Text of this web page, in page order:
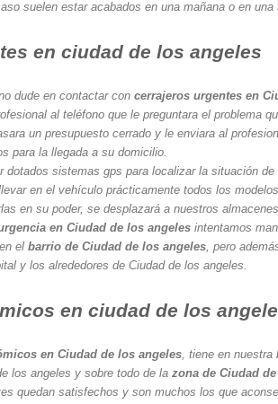
suelen estar acabados en una mañana o en una
en ciudad de los angeles
dude en contactar concerrajeros urgentes en
al teléfono que le preguntara el problema
un presupuesto cerrado y le enviara al
para la llegada a su domicilio.
dotados sistemas gps para localizar la situación
en el vehículo prácticamente todos los
en su poder, se desplazará a nuestros
en Ciudad de los angeles intentamos
elbarrio de Ciudad de los angeles , pero
y los alrededores de Ciudad de los angeles.
en ciudad de los
en Ciudad de los angeles , tiene en nuestra
los angeles y sobre todo de lazona de Ciudad
quedan satisfechos y son muchos los que